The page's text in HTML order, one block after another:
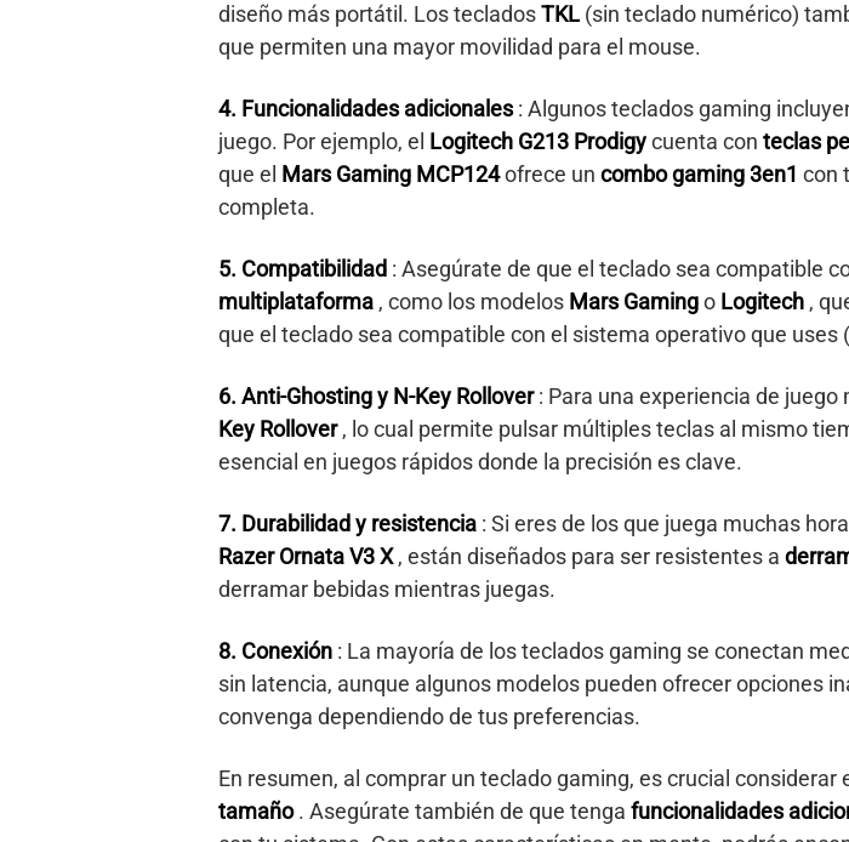
diseño más portátil. Los tecladosTKL (sin teclado numérico)
que permiten una mayor movilidad para el mouse.
4. Funcionalidades adicionales: Algunos teclados gaming
juego. Por ejemplo, el Logitech G213 Prodigycuenta con teclas
que el Mars Gaming MCP124ofrece un combo gaming 3en1 con
completa.
5. Compatibilidad : Asegúrate de que el teclado sea compatible
multiplataforma , como los modelos Mars Gamingo Logitech ,
que el teclado sea compatible con el sistema operativo que uses
6. Anti-Ghosting y N-Key Rollover: Para una experiencia de
Key Rollover, lo cual permite pulsar múltiples teclas al mismo
esencial en juegos rápidos donde la precisión es clave.
7. Durabilidad y resistencia : Si eres de los que juega muchas
Razer Ornata V3 X, están diseñados para ser resistentes a
derramar bebidas mientras juegas.
8. Conexión : La mayoría de los teclados gaming se conectan
sin latencia, aunque algunos modelos pueden ofrecer opciones
convenga dependiendo de tus preferencias.
En resumen, al comprar un teclado gaming, es crucial considerar
tamaño. Asegúrate también de que tenga funcionalidades